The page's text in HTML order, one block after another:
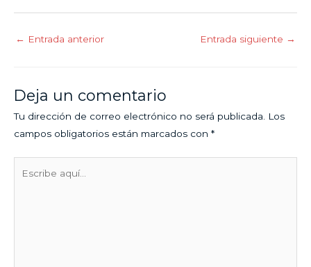
← Entrada anterior Entrada siguiente →
Deja un comentario
Tu dirección de correo electrónico no será publicada.
Los
campos obligatorios están marcados con *